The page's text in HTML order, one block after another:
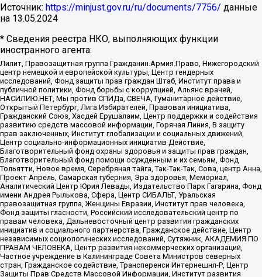
Источник: https://minjust.gov.ru/ru/documents/7756/ данные
на 13.05.2024
* Сведения реестра НКО, выполняющих функции
иностранного агента:
Лилит, Правозащитная группа Гражданин.Армия.Право, Нижегородский
центр немецкой и европейской культуры, Центр гендерных
исследований, Фонд защиты прав граждан Штаб, Институт права и
публичной политики, Фонд борьбы с коррупцией, Альянс врачей,
НАСИЛИЮ.НЕТ, Мы против СПИДа, СВЕЧА, Гуманитарное действие,
Открытый Петербург, Лига Избирателей, Правовая инициатива,
Гражданский Союз, Хасдей Ерушалаим, Центр поддержки и содействия
развитию средств массовой информации, Горячая Линия, В защиту
прав заключенных, Институт глобализации и социальных движений,
Центр социально-информационных инициатив Действие,
Благотворительный фонд охраны здоровья и защиты прав граждан,
Благотворительный фонд помощи осужденным и их семьям, Фонд
Тольятти, Новое время, Серебряная тайга, Так-Так-Так, Сова, центр Анна,
Проект Апрель, Самарская губерния, Эра здоровья, Мемориал,
Аналитический Центр Юрия Левады, Издательство Парк Гагарина, Фонд
имени Андрея Рылькова, Сфера, Центр СИБАЛЬТ, Уральская
правозащитная группа, Женщины Евразии, Институт прав человека,
Фонд защиты гласности, Российский исследовательский центр по
правам человека, Дальневосточный центр развития гражданских
инициатив и социального партнерства, Гражданское действие, Центр
независимых социологических исследований, Сутяжник, АКАДЕМИЯ ПО
ПРАВАМ ЧЕЛОВЕКА, Центр развития некоммерческих организаций,
Частное учреждение в Калининграде Совета Министров северных
стран, Гражданское содействие, Трансперенси Интернешнл-Р, Центр
Защиты Прав Средств Массовой Информации, Институт развития